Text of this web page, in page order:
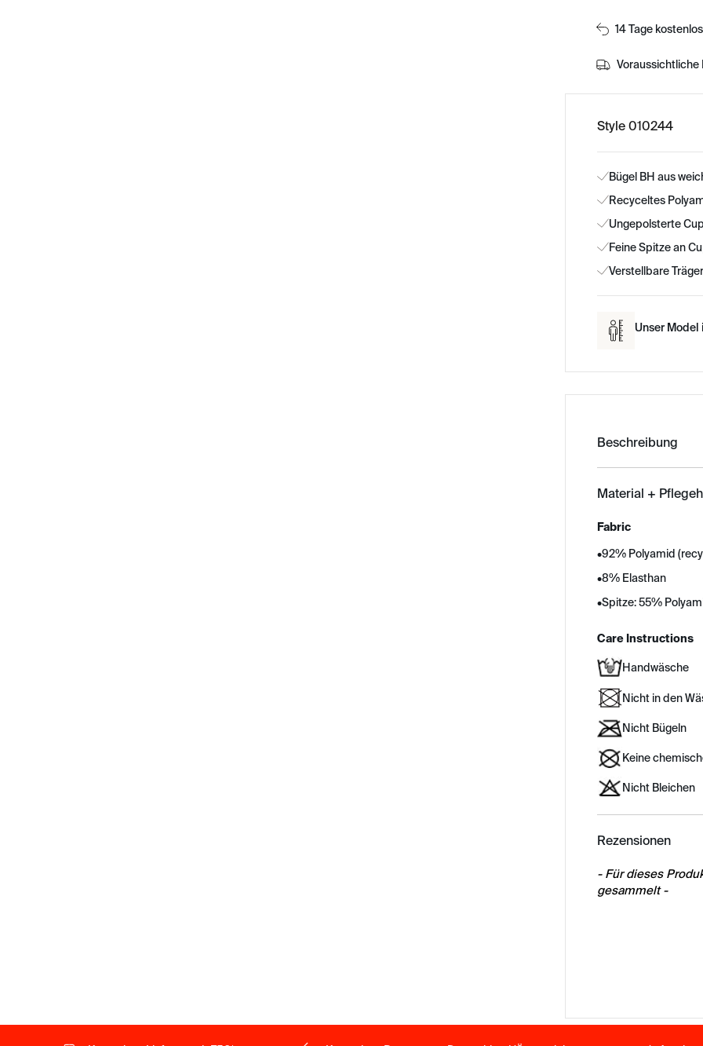
14 Tage
Voraussichtliche
Style 010244
Bügel BH aus
Recyceltes
Ungepolsterte
Feine Spitze an
Verstellbare
Unser Model
Beschreibung
Material +
Fabric
•92% Polyamid
•8% Elasthan
•Spitze: 55%
Care Instructions
Handwäsche
Nicht in den
Nicht Bügeln
Keine
Nicht Bleichen
Rezensionen
- Für dieses
gesammelt -
New content